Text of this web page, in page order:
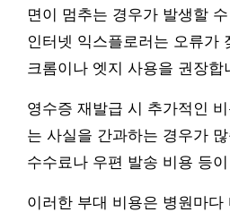
면이 멈추는 경우가 발생할
인터넷 익스플로러는 오류가
크롬이나 엣지 사용을 권장합
영수증 재발급 시 추가적인
는 사실을 간과하는 경우가
수수료나 우편 발송 비용 등
이러한 부대 비용은 병원마다